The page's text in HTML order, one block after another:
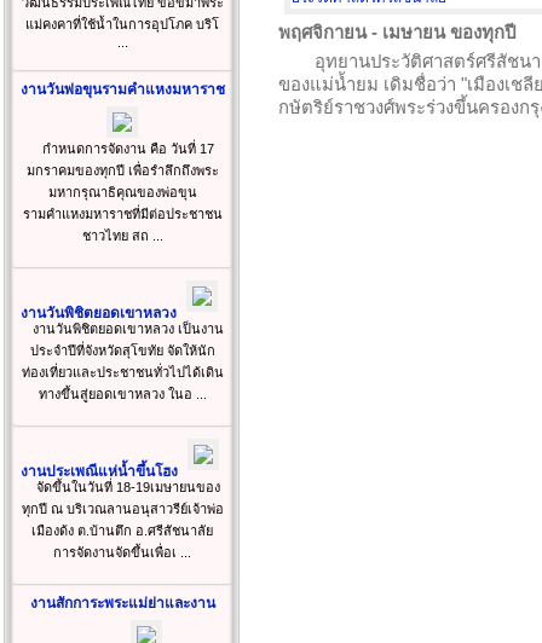
แม่คงคาที่ใช้น้ำในการอุปโภค บริโ
งานวันพ่อขุนรามคำแหงมหาราช
กำหนดการจัดงาน คือ วันที่ 17
มกราคมของทุกปี เพื่อรำลึกถึงพระ
มหากรุณาธิคุณของพ่อขุน
รามคำแหงมหาราชที่มีต่อประชาชน
ชาวไทย สถ ...
งานวันพิชิตยอดเขาหลวง
งานวันพิชิตยอดเขาหลวง เป็นงาน
ประจำปีที่จังหวัดสุโขทัย จัดให้นัก
ท่องเที่ยวและประชาชนทั่วไปได้เดิน
ทางขึ้นสู่ยอดเขาหลวง ในอ ...
งานประเพณีแห่น้ำขึ้นโฮง
จัดขึ้นในวันที่ 18-19เมษายนของ
ทุกปี ณ บริเวณลานอนุสาวรีย์เจ้าพ่อ
เมืองด้ง ต.บ้านตึก อ.ศรีสัชนาลัย
การจัดงานจัดขึ้นเพื่อเ ...
งานสักการะพระแม่ย่าและงาน
พฤศจิกายน - เมษายน ของทุกปี
อุทยานประวัติศาสตร์ศรีสัชน
ของแม่น้ำยม เดิมชื่อว่า "เมืองเช
กษัตริย์ราชวงศ์พระร่วงขึ้นครองก